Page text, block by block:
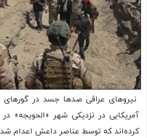
نیروهای عراقی صدها جسد در
آمریکایی در نزدیکی شهر «الحویجه»
کرده‌اند که توسط عناصر داعش اعدام